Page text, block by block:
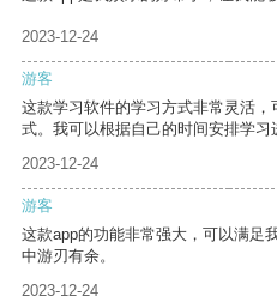
2023-12-24
游客
这款学习软件的学习方式非常灵活
式。我可以根据自己的时间安排学习
2023-12-24
游客
这款app的功能非常强大，可以满足
中游刃有余。
2023-12-24